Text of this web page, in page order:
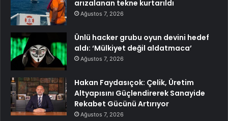
arızalanan tekne kurtarıldı
Ağustos 7, 2026
Ünlü hacker grubu oyun devini hedef
aldı: ‘Mülkiyet değil aldatmaca’
Ağustos 7, 2026
Hakan Faydasıçok: Çelik, Üretim
Altyapısını Güçlendirerek Sanayide
Rekabet Gücünü Artırıyor
Ağustos 7, 2026